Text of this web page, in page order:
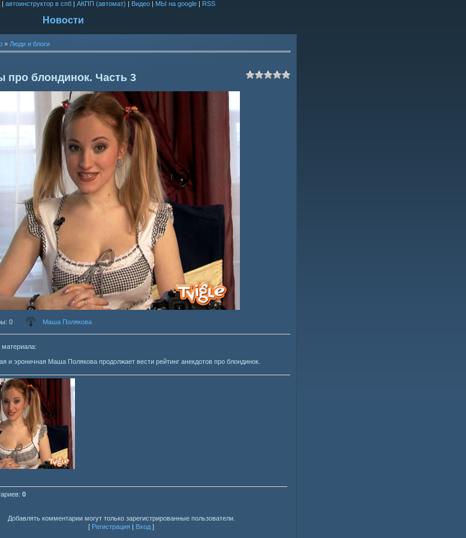
| автоинструктор в спб| АКПП (автомат) | Видео| МЫ на google| RSS
Новости
» Люди и блоги
про блондинок. Часть 3
: 0 Маша Полякова
:
и эроничная Маша Полякова продолжает вести рейтинг анекдотов про блондинок.
: 0
Добавлять комментарии могут только зарегистрированные пользователи.
[ Регистрация | Вход ]